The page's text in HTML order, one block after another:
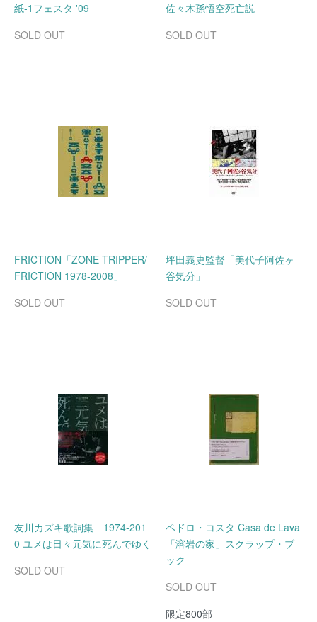
紙-1フェスタ '09
SOLD OUT
佐々木孫悟空死亡説
SOLD OUT
FRICTION「ZONE TRIPPER/
FRICTION 1978-2008」
SOLD OUT
坪田義史監督「美代子阿佐ヶ
谷気分」
SOLD OUT
友川カズキ歌詞集 1974-201
0 ユメは日々元気に死んでゆく
SOLD OUT
ペドロ・コスタ Casa de Lava
「溶岩の家」スクラップ・ブ
ック
SOLD OUT
限定800部